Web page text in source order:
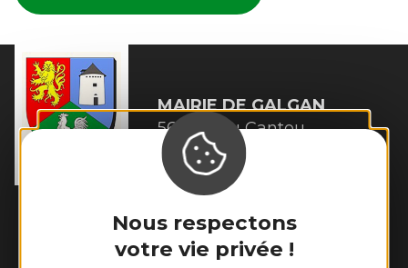
Nous respectons
votre vie privée !
MAIRIE DEGALGAN
56 Rue du Cantou
12220 Galgan
Tél. :05 65 80 41 08
Lundi et mardi de 13h00 à 16h45
Mercredi de 14h00 à 16h45